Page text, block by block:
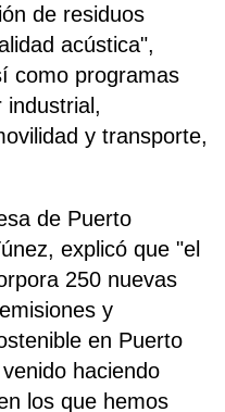
de residuos
acústica",
como programas
y transporte,
de Puerto
explicó que "el
250 nuevas
y
en Puerto
haciendo
los que hemos